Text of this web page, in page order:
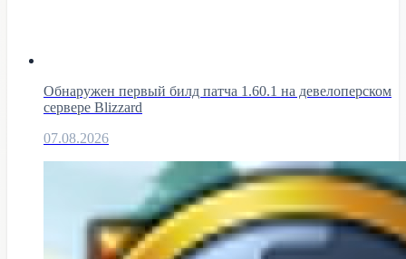
Обнаружен первый билд патча 1.60.1 на девелоперском
сервере Blizzard
07.08.2026